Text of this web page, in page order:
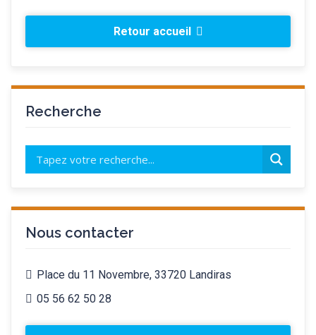
Retour accueil
Recherche
Nous contacter
Place du 11 Novembre, 33720 Landiras
05 56 62 50 28